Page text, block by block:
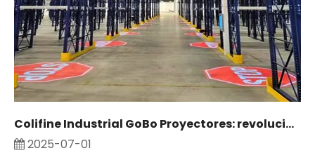
Colifine Industrial GoBo Proyectores: revolucionar la seguridad y la publicidad en entornos industriales
2025-07-01